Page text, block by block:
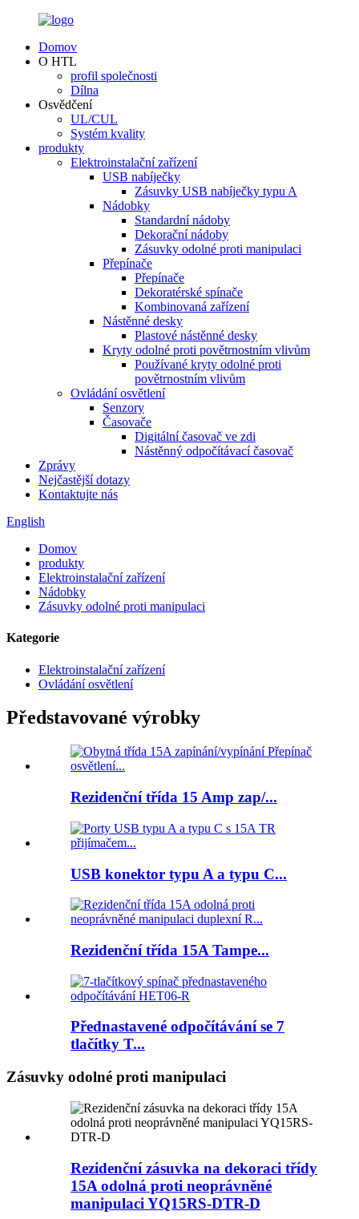
Domov
O HTL
profil společnosti
Dílna
Osvědčení
UL/CUL
Systém kvality
produkty
Elektroinstalační zařízení
USB nabíječky
Zásuvky USB nabíječky typu A
Nádobky
Standardní nádoby
Dekorační nádoby
Zásuvky odolné proti manipulaci
Přepínače
Přepínače
Dekoratérské spínače
Kombinovaná zařízení
Nástěnné desky
Plastové nástěnné desky
Kryty odolné proti povětrnostním vlivům
Používané kryty odolné proti
povětrnostním vlivům
Ovládání osvětlení
Senzory
Časovače
Digitální časovač ve zdi
Nástěnný odpočítávací časovač
Zprávy
Nejčastější dotazy
Kontaktujte nás
English
Domov
produkty
Elektroinstalační zařízení
Nádobky
Zásuvky odolné proti manipulaci
Kategorie
Elektroinstalační zařízení
Ovládání osvětlení
Představované výrobky
Rezidenční třída 15 Amp zap/...
USB konektor typu A a typu C...
Rezidenční třída 15A Tampe...
Přednastavené odpočítávání se 7
tlačítky T...
Zásuvky odolné proti manipulaci
Rezidenční zásuvka na dekoraci třídy
15A odolná proti neoprávněné
manipulaci YQ15RS-DTR-D